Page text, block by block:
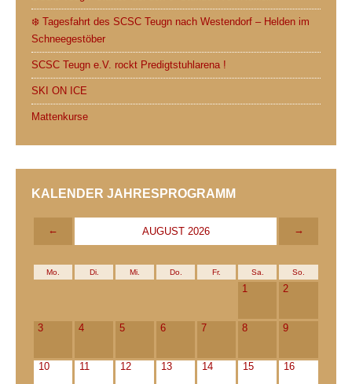
❄️ Tagesfahrt des SCSC Teugn nach Westendorf – Helden im
Schneegestöber
SCSC Teugn e.V. rockt Predigtstuhlarena !
SKI ON ICE
Mattenkurse
KALENDER JAHRESPROGRAMM
← AUGUST 2026 →
Mo. Di. Mi. Do. Fr. Sa. So.
1 2
3 4 5 6 7 8 9
10 11 12 13 14 15 16